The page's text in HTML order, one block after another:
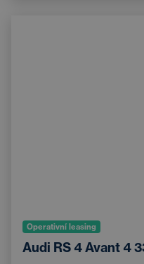
Operativní leasing
Audi RS 4 Avant 4